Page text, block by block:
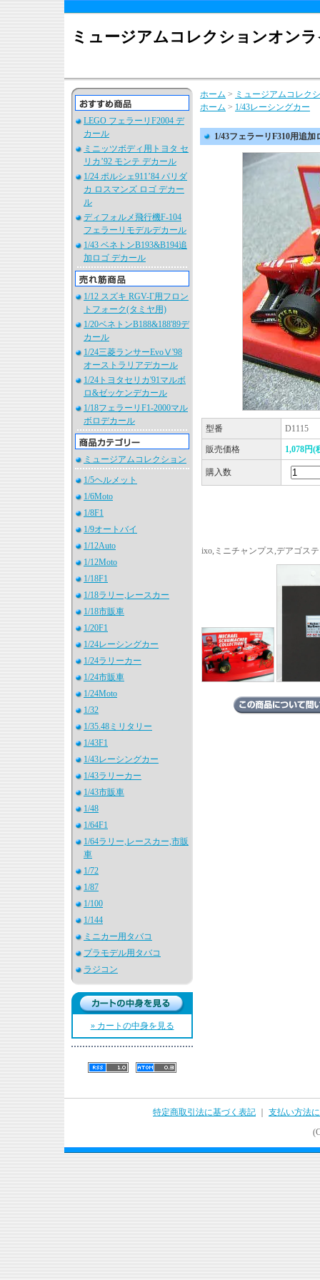
ミュージアムコレクションオン
LEGO フェラーリF2004 デ
カール
ミニッツボディ用トヨタ セ
リカ’92 モンテ デカール
1/24 ポルシェ911’84 パリダ
カ ロスマンズ ロゴ デカー
ル
ディフォルメ飛行機F-104
フェラーリモデルデカール
1/43 ベネトンB193&B194追
加ロゴ デカール
1/12 スズキ RGV-Γ用フロン
トフォーク(タミヤ用)
1/20ベネトンB188&188'89デ
カール
1/24三菱ランサーEvoⅤ'98
オーストラリアデカール
1/24トヨタセリカ'91マルボ
ロ&ゼッケンデカール
1/18フェラーリF1-2000マル
ボロデカール
ミュージアムコレクション
1/5ヘルメット
1/6Moto
1/8F1
1/9オートバイ
1/12Auto
1/12Moto
1/18F1
1/18ラリー,レースカー
1/18市販車
1/20F1
1/24レーシングカー
1/24ラリーカー
1/24市販車
1/24Moto
1/32
1/35.48ミリタリー
1/43F1
1/43レーシングカー
1/43ラリーカー
1/43市販車
1/48
1/64F1
1/64ラリー,レースカー,市販
車
1/72
1/87
1/100
1/144
ミニカー用タバコ
プラモデル用タバコ
ラジコン
» カートの中身を見る
ホーム > ミュージアムコレク
ホーム > 1/43レーシングカー
1/43フェラーリF310用追加
型番 D1115
販売価格 1,078円(
購入数
ixo,ミニチャンプス,デアゴス
特定商取引法に基づく表記
支払い方法